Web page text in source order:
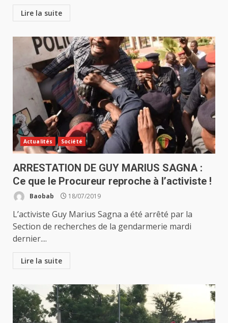
Lire la suite
Actualités Société
ARRESTATION DE GUY MARIUS SAGNA :
Ce que le Procureur reproche à l’activiste !
Baobab 18/07/2019
L’activiste Guy Marius Sagna a été arrêté par la
Section de recherches de la gendarmerie mardi
dernier....
Lire la suite